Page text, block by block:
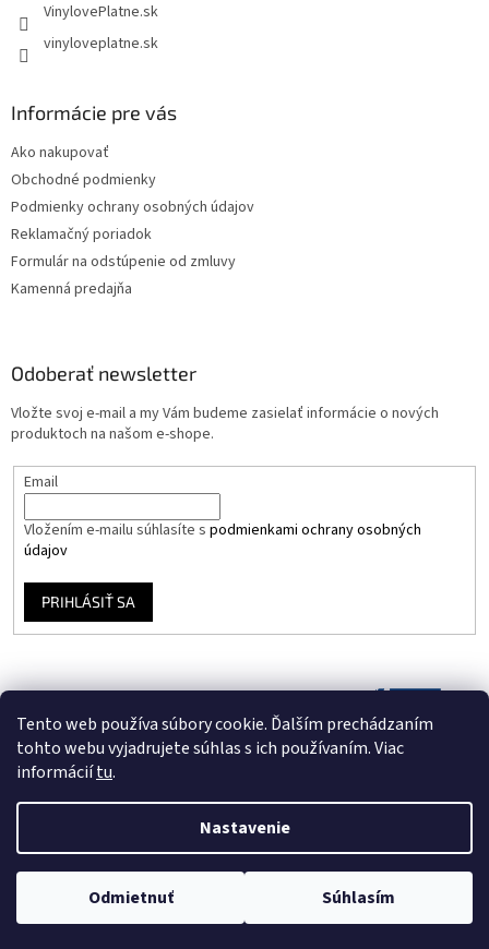
Tento web používa súbory cookie. Ďalším prechádzaním
tohto webu vyjadrujete súhlas s ich používaním. Viac
informáciítu.
Nastavenie
Odmietnuť Súhlasím
VinylovePlatne.sk
vinyloveplatne.sk
Informácie pre vás
Ako nakupovať
Obchodné podmienky
Podmienky ochrany osobných údajov
Reklamačný poriadok
Formulár na odstúpenie od zmluvy
Kamenná predajňa
Odoberať newsletter
Vložte svoj e-mail a my Vám budeme zasielať informácie o nových
produktoch na našom e-shope.
Email
Vložením e-mailu súhlasíte s podmienkami ochrany osobných
údajov
PRIHLÁSIŤ SA
Vytvoril Shoptet
Copyright 2026Vinyloveplatne.sk . Všetky práva vyhradené.